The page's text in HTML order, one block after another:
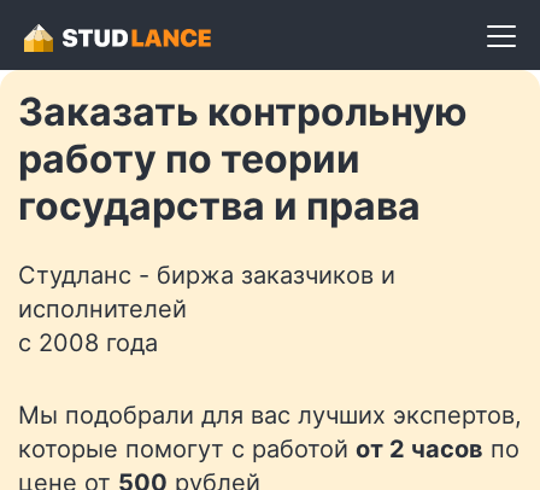
Заказать контрольную
работу по теории
государства и права
Студланс - биржа заказчиков и
исполнителей
с 2008 года
Мы подобрали для вас лучших экспертов,
которые помогут с работой от 2 часов по
цене от 500 рублей